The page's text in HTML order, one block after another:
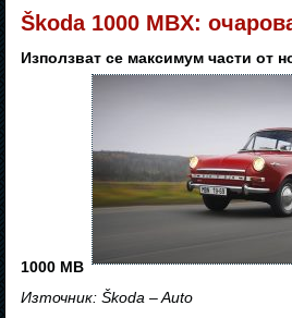
Škoda 1000 MBX:
Използват се максимум части от
1000 MB
Източник: Škoda – Auto